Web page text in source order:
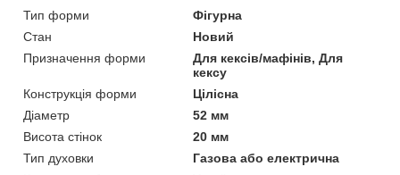
Тип форми
Фігурна
Стан
Новий
Призначення форми
Для кексів/мафінів, Для
кексу
Конструкція форми
Цілісна
Діаметр
52 мм
Висота стінок
20 мм
Тип духовки
Газова або електрична